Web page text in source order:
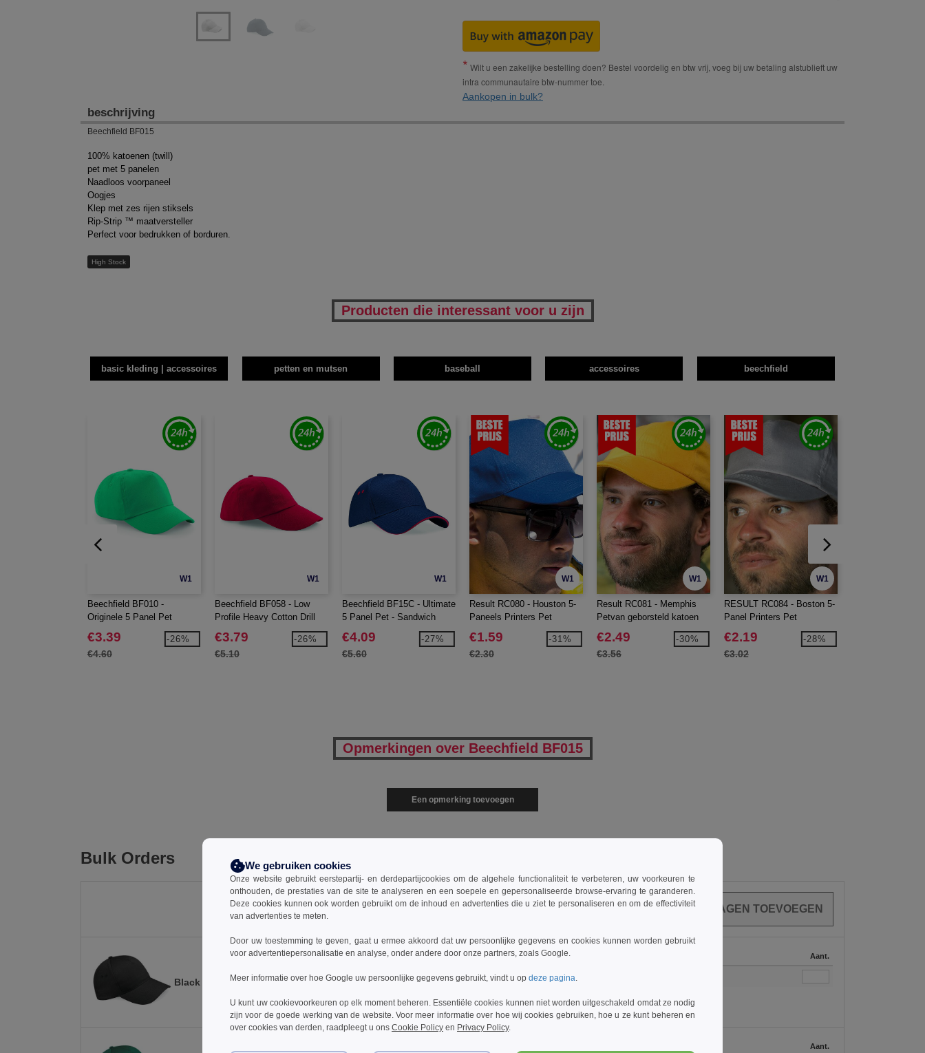
Wilt u een zakelijke bestelling doen? Bestel voordelig en btw vrij, voeg bij uw betaling alstublieft uw
intra communautaire btw-nummer toe.
Aankopen in bulk?
beschrijving
Beechfield BF015
100% katoenen (twill)
pet met 5 panelen
Naadloos voorpaneel
Oogjes
Klep met zes rijen stiksels
Rip-Strip ™ maatversteller
Perfect voor bedrukken of borduren.
High Stock
Producten die interessant voor u zijn
basic kleding | accessoires petten en mutsen baseball accessoires beechfield
W1
Beechfield BF010 -
Originele 5 Panel Pet
€3.39
€4.60
-26%
W1
Beechfield BF058 - Low
Profile Heavy Cotton Drill
Pet
€3.79
€5.10
-26%
W1
Beechfield BF15C - Ultimate
5 Panel Pet - Sandwich
Klep
€4.09
€5.60
-27%
W1
Result RC080 - Houston 5-
Paneels Printers Pet
€1.59
€2.30
-31%
W1
Result RC081 - Memphis
Petvan geborsteld katoen
met Laag Profiel
€2.49
€3.56
-30%
W1
RESULT RC084 - Boston 5-
Panel Printers Pet
€2.19
€3.02
-28%
Opmerkingen over Beechfield BF015
Een opmerking toevoegen
Bulk Orders
0 ARTIKELEN €0.00
Black
Maat 1-11 12-35 Aant.
OS €5.99 €4.79 €
Aant.
We gebruiken cookies
Onze website gebruikt eerstepartij- en derdepartijcookies om de algehele functionaliteit te verbeteren, uw voorkeuren te
onthouden, de prestaties van de site te analyseren en een soepele en gepersonaliseerde browse-ervaring te garanderen.
Deze cookies kunnen ook worden gebruikt om de inhoud en advertenties die u ziet te personaliseren en om de effectiviteit
van advertenties te meten.
Door uw toestemming te geven, gaat u ermee akkoord dat uw persoonlijke gegevens en cookies kunnen worden gebruikt
voor advertentiepersonalisatie en analyse, onder andere door onze partners, zoals Google.
Meer informatie over hoe Google uw persoonlijke gegevens gebruikt, vindt u op deze pagina.
U kunt uw cookievoorkeuren op elk moment beheren. Essentiële cookies kunnen niet worden uitgeschakeld omdat ze nodig
zijn voor de goede werking van de website. Voor meer informatie over hoe wij cookies gebruiken, hoe u ze kunt beheren en
over cookies van derden, raadpleegt u ons Cookie Policy en Privacy Policy.